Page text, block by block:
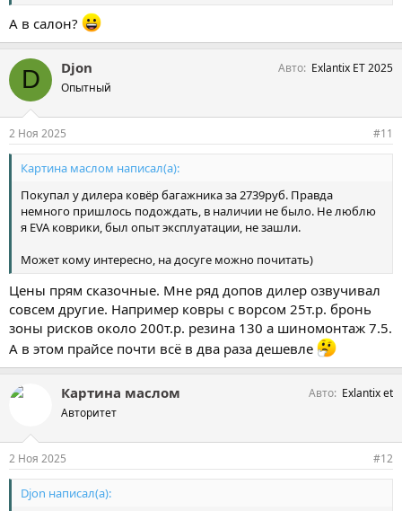
А в салон?
D Djon
Опытный
Авто Exlantix ET 2025
2 Ноя 2025 #11
Картина маслом написал(а):
Покупал у дилера ковёр багажника за 2739руб. Правда
немного пришлось подождать, в наличии не было. Не люблю
я EVA коврики, был опыт эксплуатации, не зашли.
Может кому интересно, на досуге можно почитать)
Цены прям сказочные. Мне ряд допов дилер озвучивал
совсем другие. Например ковры с ворсом 25т.р. бронь
зоны рисков около 200т.р. резина 130 а шиномонтаж 7.5.
А в этом прайсе почти всё в два раза дешевле
Картина маслом
Авторитет
Авто Exlantix et
2 Ноя 2025 #12
Djon написал(а):